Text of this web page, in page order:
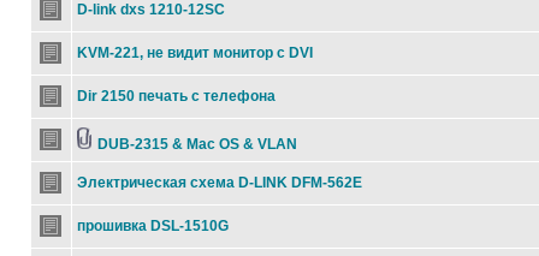
D-link dxs 1210-12SC
KVM-221, не видит монитор с DVI
Dir 2150 печать с телефона
DUB-2315 & Mac OS & VLAN
Электрическая схема D-LINK DFM-562E
прошивка DSL-1510G